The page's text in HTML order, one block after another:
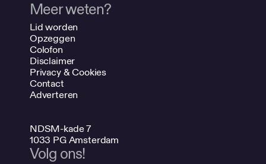
Meer weten?
Lid worden
Opzeggen
Colofon
Disclaimer
Privacy & Cookies
Contact
Adverteren
NDSM-kade 7
1033 PG Amsterdam
Volg ons!